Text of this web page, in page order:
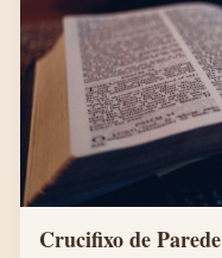
Crucifixo de Parede